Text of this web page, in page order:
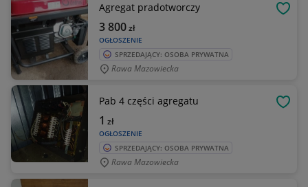
Agregat pradotworczy
OGŁOSZENIE
3 800zł
SPRZEDAJĄCY: OSOBA PRYWATNA
Rawa Mazowiecka
Pab 4 części agregatu
OGŁOSZENIE
1 zł
SPRZEDAJĄCY: OSOBA PRYWATNA
Rawa Mazowiecka